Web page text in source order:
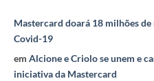
Mastercard doará 18 milhões
Covid-19
em Alcione e Criolo se unem e
iniciativa da Mastercard